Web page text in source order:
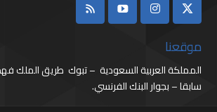
موقعنا
المملكة العربية السعودية – تبوك طريق الملك
سابقا – بجوار البنك الفرنسي.